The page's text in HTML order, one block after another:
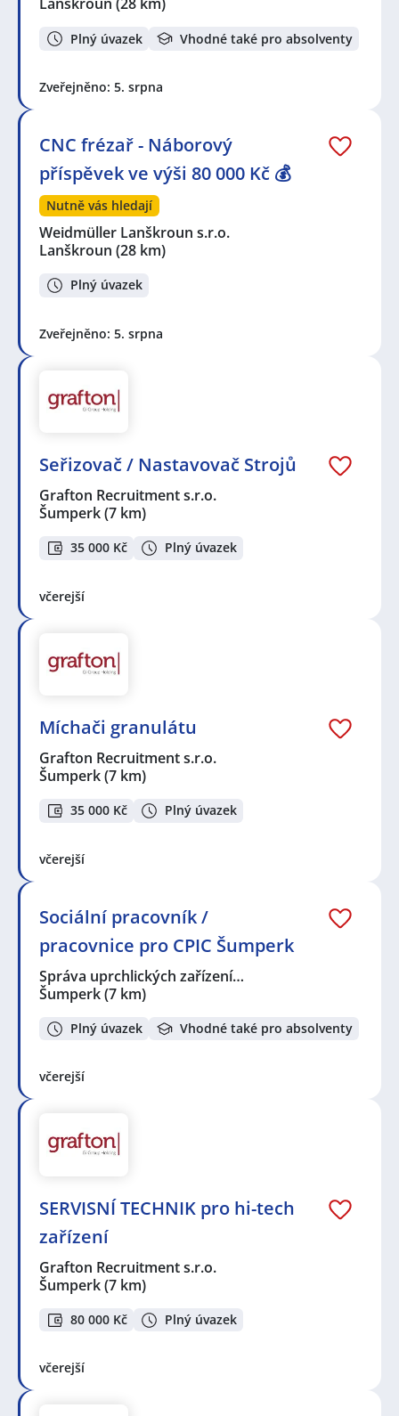
Lanškroun (28 km)
Plný úvazek Vhodné také pro absolventy
Zveřejněno: 5. srpna
CNC frézař - Náborový
příspěvek ve výši 80 000 Kč 💰
Nutně vás hledají
Weidmüller Lanškroun s.r.o.
Lanškroun (28 km)
Plný úvazek
Zveřejněno: 5. srpna
Seřizovač / Nastavovač Strojů
Grafton Recruitment s.r.o.
Šumperk(7 km)
35 000 Kč Plný úvazek
včerejší
Míchači granulátu
Grafton Recruitment s.r.o.
Šumperk(7 km)
35 000 Kč Plný úvazek
včerejší
Sociální pracovník /
pracovnice pro CPIC Šumperk
Správa uprchlických zařízení…
Šumperk(7 km)
Plný úvazek Vhodné také pro absolventy
včerejší
SERVISNÍ TECHNIK pro hi-tech
zařízení
Grafton Recruitment s.r.o.
Šumperk(7 km)
80 000 Kč Plný úvazek
včerejší